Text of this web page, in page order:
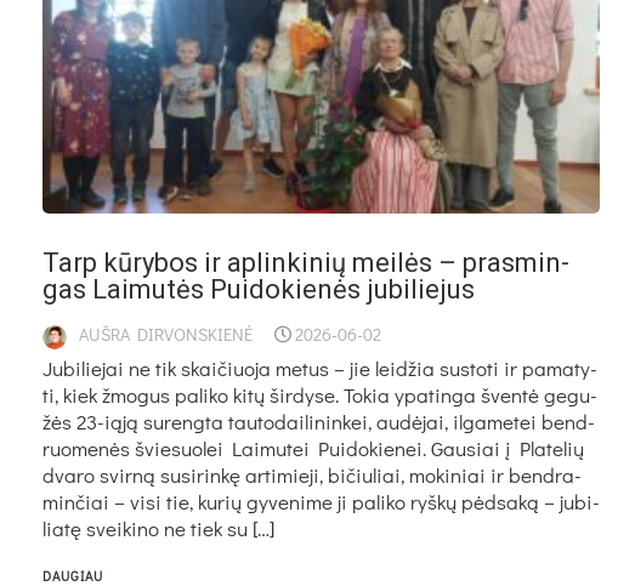
Tarp kū­ry­bos ir ap­lin­ki­nių mei­lės – pra­smin­
gas Lai­mu­tės Pui­do­kie­nės ju­bi­lie­jus
AUŠRA DIRVONSKIENĖ 2026-06-02
Ju­bi­lie­jai ne tik skai­čiuo­ja me­tus – jie lei­džia su­sto­ti ir pa­ma­ty­
ti, kiek žmo­gus pa­li­ko ki­tų šir­dy­se. To­kia ypa­tin­ga šven­tė ge­gu­
žės 23-ią­ją su­reng­ta tau­to­dai­li­nin­kei, au­dė­jai, il­ga­me­tei bend­
ruo­me­nės švie­suo­lei Lai­mu­tei Pui­do­kie­nei. Gau­siai į Pla­te­lių
dva­ro svir­ną su­si­rin­kę ar­ti­mie­ji, bi­čiu­liai, mo­ki­niai ir bend­ra­
min­čiai – vi­si tie, ku­rių gy­ve­ni­me ji pa­li­ko ryš­kų pėd­sa­ką – ju­bi­
lia­tę svei­ki­no ne tiek su […]
DAUGIAU